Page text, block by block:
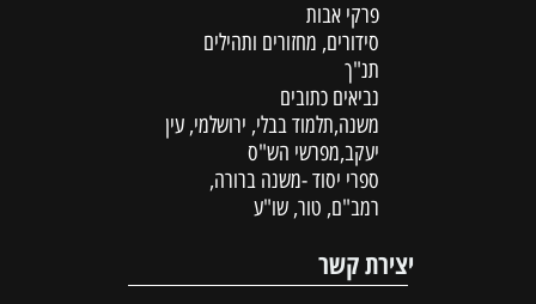
פרקי אבות
סידורים, מחזורים ותהילים
תנ"ך
נביאים כתובים
משנה,תלמוד בבלי, ירושלמי, עין
יעקב,מפרשי הש"ס
ספרי יסוד -משנה ברורה,
רמב"ם, טור, שו"ע
יצירת קשר